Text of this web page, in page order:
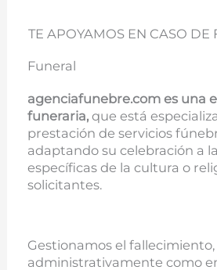
TE APOYAMOS EN CASO DE
Funeral
agenciafunebre.com es una
funeraria, que está
prestación de servicios
adaptando su celebración a
específicas de la cultura o
solicitantes.
Gestionamos el
administrativamente como